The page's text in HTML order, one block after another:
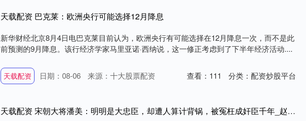
天载配资 巴克莱：欧洲央行可能选择12月降息
新华财经北京8月4日电巴克莱目前认为，欧洲央行有可能选择在12月降息一次，而不是此
前预测的9月降息。该行经济学家马里亚诺·西纳说，这一修正考虑到了下半年经济活动....
天载配资 日期：08-06 来源：十大股票配资 查看： 111 分类： 配资炒股平台
天载配资 宋朝大将潘美：明明是大忠臣，却遭人算计背锅，被冤枉成奸臣千年_赵匡胤_杨业_柴荣